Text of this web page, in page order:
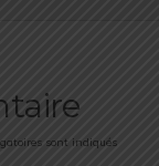
sont indiqués